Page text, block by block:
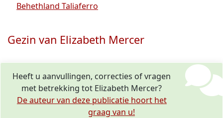
Behethland Taliaferro
Gezin van Elizabeth Mercer
Heeft u aanvullingen, correcties of vragen
met betrekking tot Elizabeth Mercer?
De auteur van deze publicatie hoort het
graag van u!